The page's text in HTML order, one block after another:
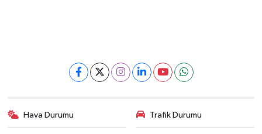
Hava Durumu Trafik Durumu